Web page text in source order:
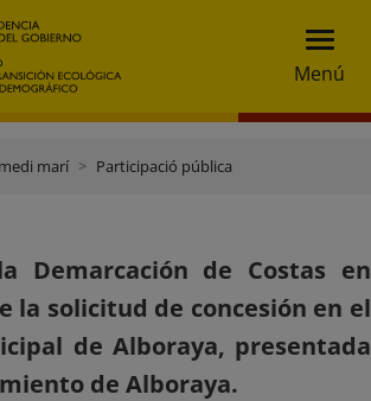
Menú
marí Participació pública
Demarcación de Costas en
la solicitud de concesión en el
de Alboraya, presentada
de Alboraya.